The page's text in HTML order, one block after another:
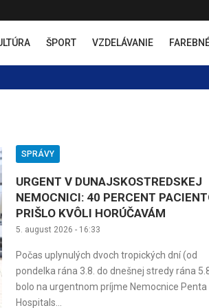
ŠPORT VZDELÁVANIE
SPRÁVY
URGENT V DUNAJSKOSTREDSKEJ
NEMOCNICI: 40 PERCENT
PRIŠLO KVÔLI HORÚČAVÁM
5. august 2026 - 16:33
Počas uplynulých dvoch tropických dní (od
pondelka rána 3.8. do dnešnej stredy rána
bolo na urgentnom príjme Nemocnice Penta
Hospitals...